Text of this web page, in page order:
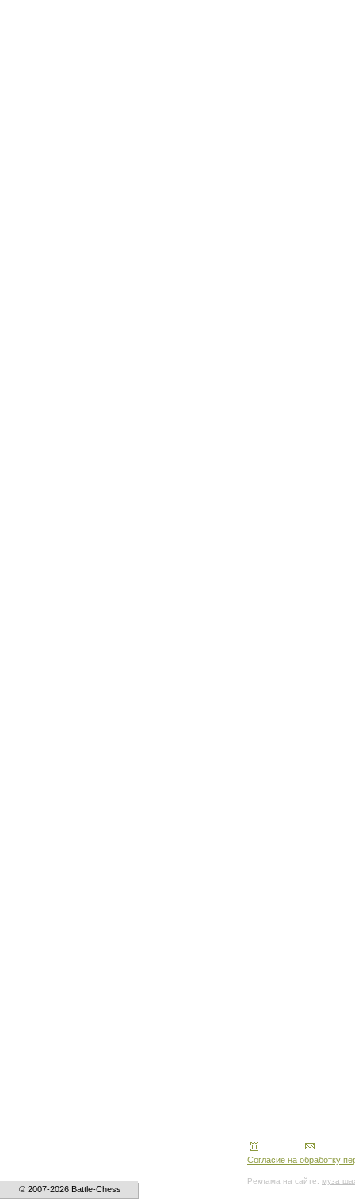
© 2007-2026 Battle-Chess
Согласие на обработку
Реклама на сайте: муза